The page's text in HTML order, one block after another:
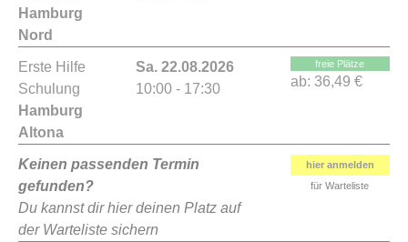
Hamburg
Nord
Erste Hilfe
Schulung
Hamburg
Altona
Sa. 22.08.2026
10:00 - 17:30
freie Plätze
ab: 36,49 €
Keinen passenden Termin
gefunden?
Du kannst dir hier deinen Platz auf
der Warteliste sichern
hier anmelden
für Warteliste